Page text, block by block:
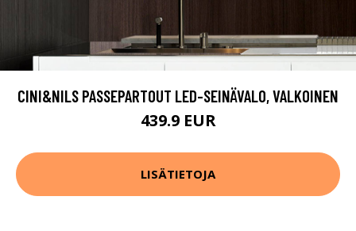
CINI&NILS PASSEPARTOUT LED-SEINÄVALO, VALKOINEN
439.9 EUR
LISÄTIETOJA